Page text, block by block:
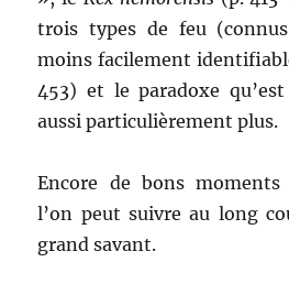
trois types de feu
moins facilement
453) et le paradoxe
aussi particulièrement plus.
Encore de bons moments
l’on peut suivre au long
grand savant.